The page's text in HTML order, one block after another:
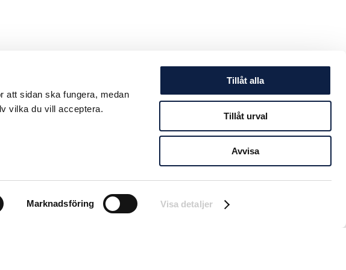
att sidan ska fungera, medan
vilka du vill acceptera.
Marknadsföring Visa detaljer
Tillåt alla
Tillåt urval
Avvisa